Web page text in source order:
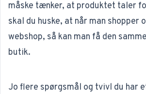
måske tænker, at produktet taler
skal du huske, at når man shopper
webshop, så kan man få den
butik.
Jo flere spørgsmål og tvivl du har